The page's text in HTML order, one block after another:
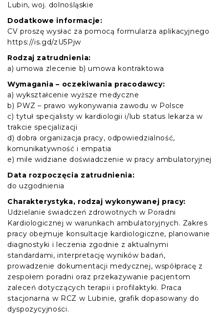
Lubin, woj. dolnośląskie
Dodatkowe informacje:
CV proszę wysłać za pomocą formularza aplikacyjnego
https://is.gd/zU5Pjw
Rodzaj zatrudnienia:
a) umowa zlecenie b) umowa kontraktowa
Wymagania – oczekiwania pracodawcy:
a) wykształcenie wyższe medyczne
b) PWZ – prawo wykonywania zawodu w Polsce
c) tytuł specjalisty w kardiologii i/lub status lekarza w
trakcie specjalizacji
d) dobra organizacja pracy, odpowiedzialność,
komunikatywność i empatia
e) mile widziane doświadczenie w pracy ambulatoryjnej
Data rozpoczęcia zatrudnienia:
do uzgodnienia
Charakterystyka, rodzaj wykonywanej pracy:
Udzielanie świadczeń zdrowotnych w Poradni
Kardiologicznej w warunkach ambulatoryjnych. Zakres
pracy obejmuje konsultacje kardiologiczne, planowanie
diagnostyki i leczenia zgodnie z aktualnymi
standardami, interpretację wyników badań,
prowadzenie dokumentacji medycznej, współpracę z
zespołem poradni oraz przekazywanie pacjentom
zaleceń dotyczących terapii i profilaktyki. Praca
stacjonarna w RCZ w Lubinie, grafik dopasowany do
dyspozycyjności.